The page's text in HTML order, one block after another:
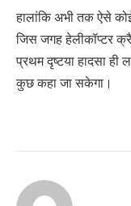
हालांकि अभी तक ऐसे
जिस जगह हेलीकॉप्टर
प्रथम दृष्टया हादसा ही
कुछ कहा जा सकेगा।